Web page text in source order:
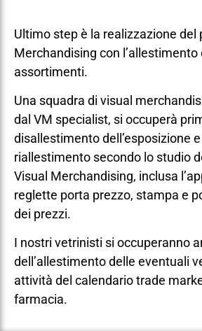
Ultimo step è la realizzazione del
Merchandising con l’allestimento
assortimenti.
Una squadra di visual
dal VM specialist, si occuperà
disallestimento dell’esposizione e
riallestimento secondo lo studio
Visual Merchandising, inclusa
reglette porta prezzo, stampa e
dei prezzi.
I nostri vetrinisti si occuperanno
dell’allestimento delle eventuali
attività del calendario trade
farmacia.